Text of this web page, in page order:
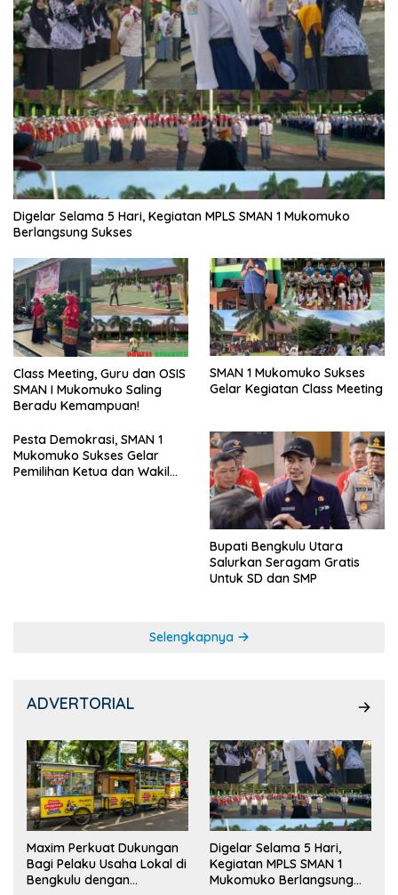
Digelar Selama 5 Hari, Kegiatan MPLS SMAN 1 Mukomuko
Berlangsung Sukses
Class Meeting, Guru dan OSIS
SMAN I Mukomuko Saling
Beradu Kemampuan!
SMAN 1 Mukomuko Sukses
Gelar Kegiatan Class Meeting
Pesta Demokrasi, SMAN 1
Mukomuko Sukses Gelar
Pemilihan Ketua dan Wakil
Bupati Bengkulu Utara
Salurkan Seragam Gratis
Untuk SD dan SMP
Selengkapnya
ADVERTORIAL
Maxim Perkuat Dukungan
Bagi Pelaku Usaha Lokal di
Bengkulu dengan
Digelar Selama 5 Hari,
Kegiatan MPLS SMAN 1
Mukomuko Berlangsung